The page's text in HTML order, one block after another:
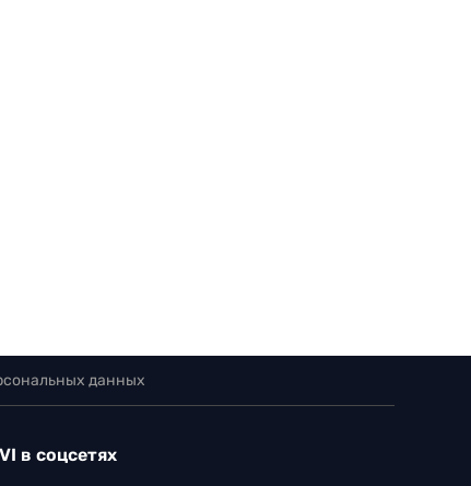
данных
в соцсетях